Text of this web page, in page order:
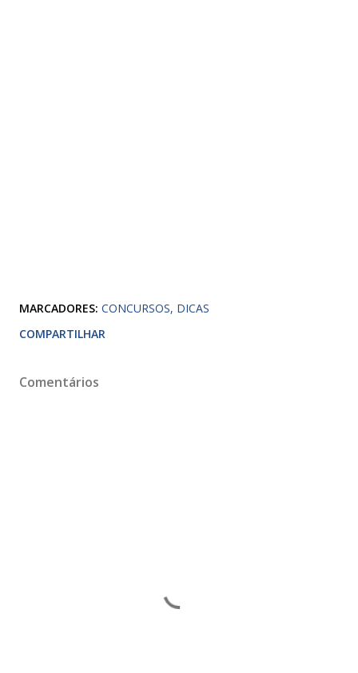
MARCADORES: CONCURSOS DICAS
COMPARTILHAR
Comentários